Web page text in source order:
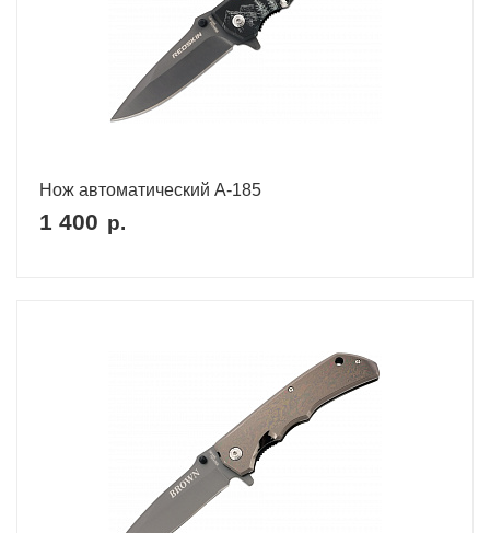
Нож автоматический A-185
1 400 р.